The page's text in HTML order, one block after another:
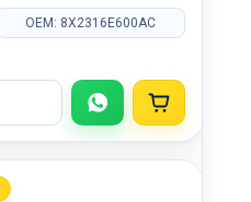
OEM: 8X2316E600AC